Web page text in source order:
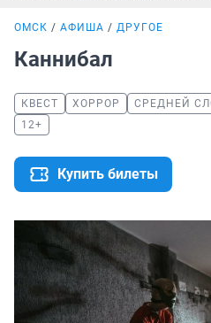
ОМСК АФИША ДРУГОЕ
Каннибал
КВЕСТ ХОРРОР СРЕДНЕЙ
12+
Купить билеты